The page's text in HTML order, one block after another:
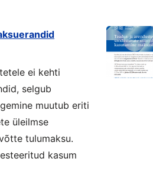
ei kehti
selgub
muutub eriti
üleilmse
tulumaksu.
kasum